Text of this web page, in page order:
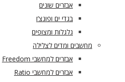
אבזרים שונים
בגדי ים ופונצ’ו
גלגלות ומצופים
מחשבים ומדים לצלילה
אבזרים למחשבי Freedom
אבזרים למחשבי Ratio